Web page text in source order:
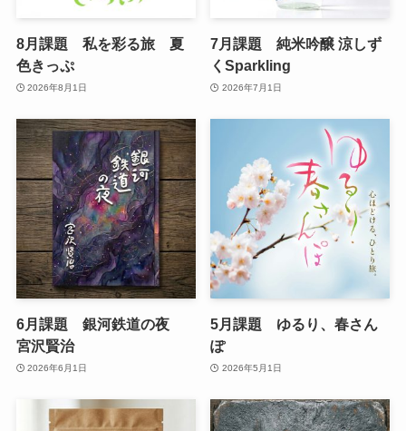
8月課題 私を彩る旅 夏
色きっぷ
2026年8月1日
7月課題 純米吟醸 涼しず
くSparkling
2026年7月1日
6月課題 銀河鉄道の夜
宮沢賢治
2026年6月1日
5月課題 ゆるり、春さん
ぽ
2026年5月1日